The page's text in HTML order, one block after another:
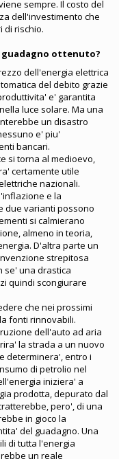
sempre. Il costo del
dell'investimento che
di rischio.
guadagno ottenuto?
dell'energia elettrica
del debito grazie
e' garantita
luce solare. Ma una
un disastro
e' piu'
bancari.
si torna al medioevo,
certamente utile
nazionali.
e la
due varianti possono
si calmierano
almeno in teoria,
D'altra parte un
strepitosa
se' una drastica
quindi scongiurare
che nei prossimi
fonti rinnovabili.
dell'auto ad aria
la strada a un nuovo
determinera', entro i
di petrolio nel
iniziera' a
prodotta, depurato dal
pero', di una
in gioco la
del guadagno. Una
di tutta l'energia
un reale